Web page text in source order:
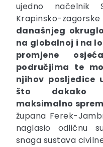
ujedno načelnik
Krapinsko-
današnjeg
na globalnoj i na
promjene
područjima te
njihov posljedice
što dakako
maksimalno
župana Ferek-
naglasio odličnu
snaga sustava